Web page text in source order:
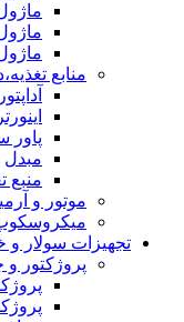
منابع
آداپتور
اینورتر
پاور
مبدل
منبع
موتور و
تجهیزات سولار
پروژکتور